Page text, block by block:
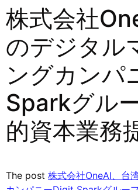
株式会社
のデジタル
ングカンパ
Sparkグル
的資本業務
The post 株式会社OneAI、台